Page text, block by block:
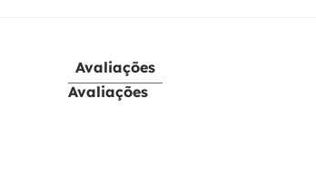
Avaliações
Avaliações